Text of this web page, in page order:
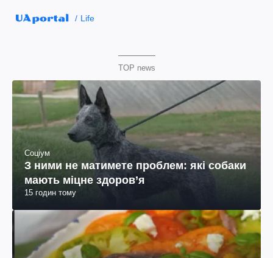
Life
TOP news
Соціум
З ними не матимете проблем: які собаки
мають міцне здоров’я
15 годин тому